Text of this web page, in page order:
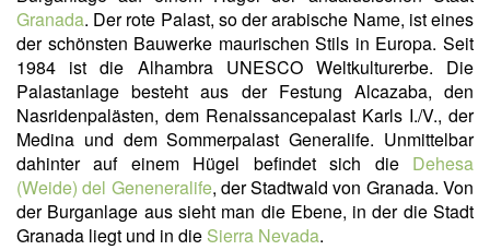
Granada. Der rote Palast, so der arabische Name, ist eines
der schönsten Bauwerke maurischen Stils in Europa. Seit
1984 ist die Alhambra UNESCO Weltkulturerbe. Die
Palastanlage besteht aus der Festung Alcazaba, den
Nasridenpalästen, dem Renaissancepalast Karls I./V., der
Medina und dem Sommerpalast Generalife. Unmittelbar
dahinter auf einem Hügel befindet sich die Dehesa
(Weide) del Geneneralife, der Stadtwald von Granada. Von
der Burganlage aus sieht man die Ebene, in der die Stadt
Granada liegt und in die Sierra Nevada.